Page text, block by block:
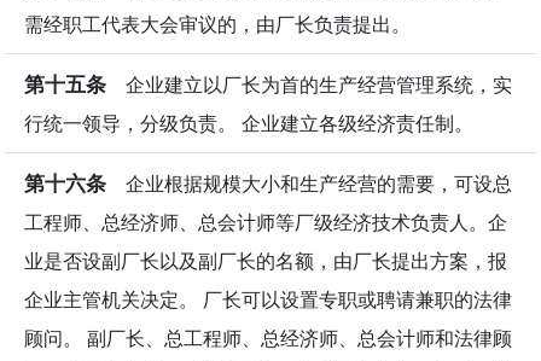
需经职工代表大会审议的，由厂长负责提出。
第十五条 企业建立以厂长为首的生产经营管理系统，实
行统一领导，分级负责。 企业建立各级经济责任制。
第十六条 企业根据规模大小和生产经营的需要，可设总
工程师、总经济师、总会计师等厂级经济技术负责人。企
业是否设副厂长以及副厂长的名额，由厂长提出方案，报
企业主管机关决定。 厂长可以设置专职或聘请兼职的法律
顾问。 副厂长、总工程师、总经济师、总会计师和法律顾